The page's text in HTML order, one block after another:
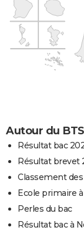
Autour du
Résultat bac
Résultat brevet
Classement
Ecole primaire
Perles du bac
Résultat bac à